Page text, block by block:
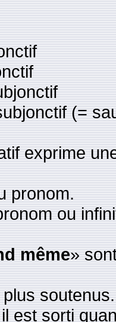
(=
exprime
pronom.
ou
même»
soutenus.
est sorti